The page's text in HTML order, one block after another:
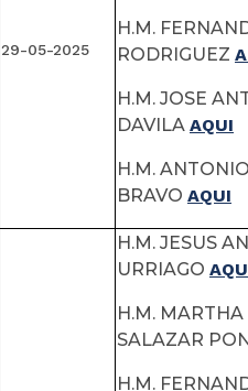
29-05-2025
H.M.
RODRIGUEZ
H.M. JOSE
DAVILA AQUI
H.M.
BRAVO AQUI
H.M. JESUS
URRIAGO
H.M.
SALAZAR
H.M.